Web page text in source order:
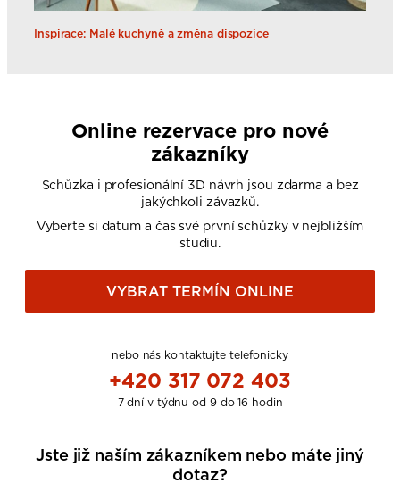
Inspirace: Malé kuchyně a změna dispozice
Online rezervace pro nové
zákazníky
Schůzka i profesionální 3D návrh jsou zdarma a bez
jakýchkoli závazků.
Vyberte si datum a čas své první schůzky v nejbližším
studiu.
VYBRAT TERMÍN ONLINE
nebo nás kontaktujte telefonicky
+420 317 072 403
7 dní v týdnu od 9 do 16 hodin
Jste již naším zákazníkem nebo máte jiný
dotaz?